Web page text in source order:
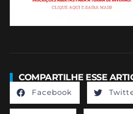
COMPARTILHE ESSE
Facebook